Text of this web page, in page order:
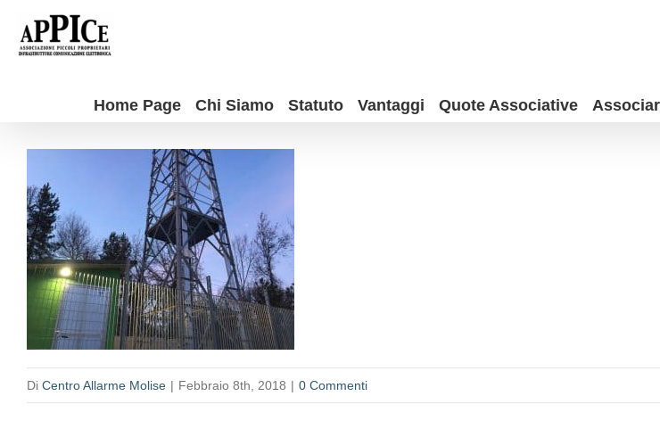
Home Page Chi Siamo Statuto Vantaggi Quote Associative
Di Centro Allarme Molise | Febbraio 8th, 2018 | 0 Commenti